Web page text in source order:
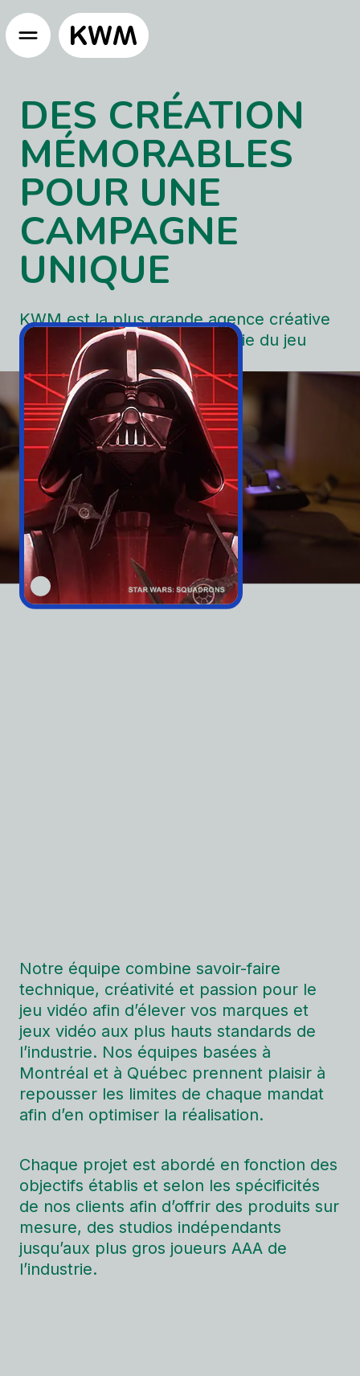
GO TO HOMEPAGE
DES CRÉATION
MÉMORABLES
POUR UNE
CAMPAGNE
UNIQUE
KWM est la plus grande agence créative
canadienne dédiée à l’industrie du jeu
Notre équipe combine savoir-faire
technique, créativité et passion pour le
jeu vidéo afin d’élever vos marques et
jeux vidéo aux plus hauts standards de
l’industrie. Nos équipes basées à
Montréal et à Québec prennent plaisir à
repousser les limites de chaque mandat
afin d’en optimiser la réalisation.
Chaque projet est abordé en fonction des
objectifs établis et selon les spécificités
de nos clients afin d’offrir des produits sur
mesure, des studios indépendants
jusqu’aux plus gros joueurs AAA de
l’industrie.